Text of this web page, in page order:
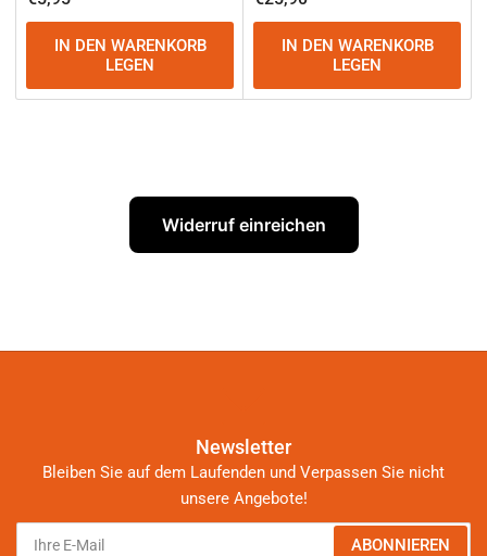
Preis
IN DEN WARENKORB
LEGEN
Preis
IN DEN WARENKORB
LEGEN
Widerruf einreichen
Newsletter
Bleiben Sie auf dem Laufenden und Verpassen Sie nicht
unsere Angebote!
Ihre
ABONNIEREN